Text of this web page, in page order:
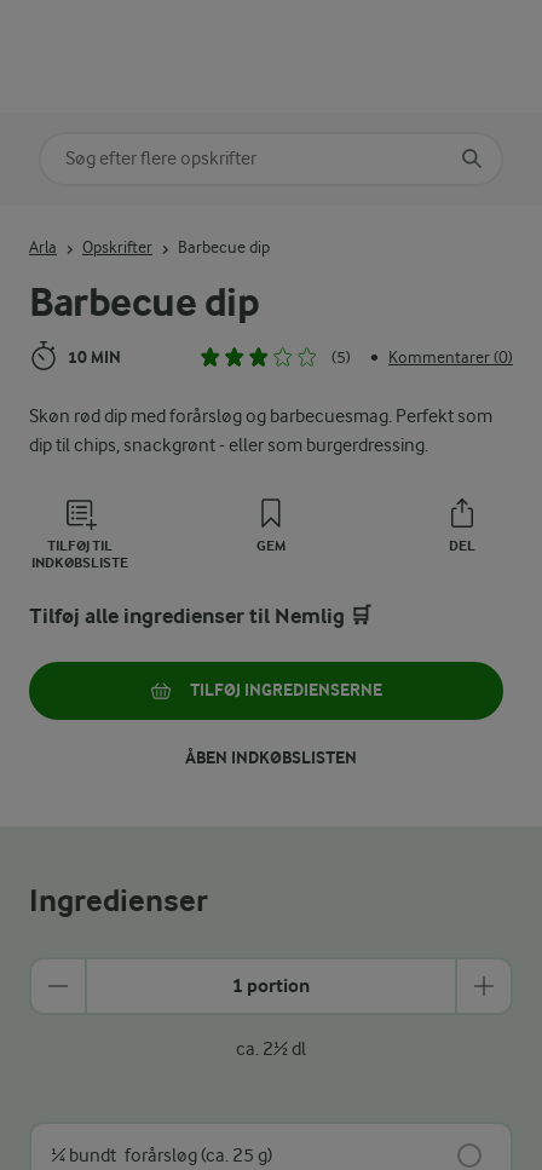
Barbecue dip
10 MIN (5) • Kommentarer (0)
Skøn rød dip med forårsløg og barbecuesmag. Perfekt som
dip til chips, snackgrønt - eller som burgerdressing.
TILFØJ TIL
INDKØBSLISTE
GEM DEL
Arla Opskrifter Barbecue dip
Tilføj alle ingredienser til Nemlig 🛒
TILFØJ INGREDIENSERNE
ÅBEN INDKØBSLISTEN
Ingredienser
1 portion
ca. 2½ dl
¼ bundt forårsløg (ca. 25 g)
Søg på kategori